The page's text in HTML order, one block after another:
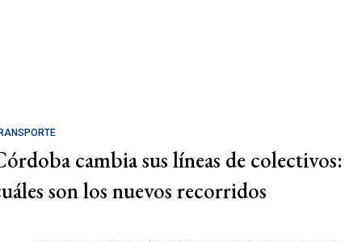
cambia sus líneas de colectivos:
son los nuevos recorridos